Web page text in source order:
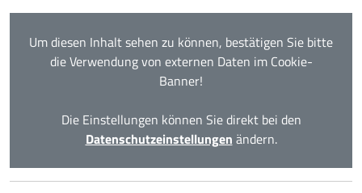
Um diesen Inhalt sehen zu können, bestätigen Sie bitte
die Verwendung von externen Daten im Cookie-
Banner!
Die Einstellungen können Sie direkt bei den
Datenschutzeinstellungen ändern.